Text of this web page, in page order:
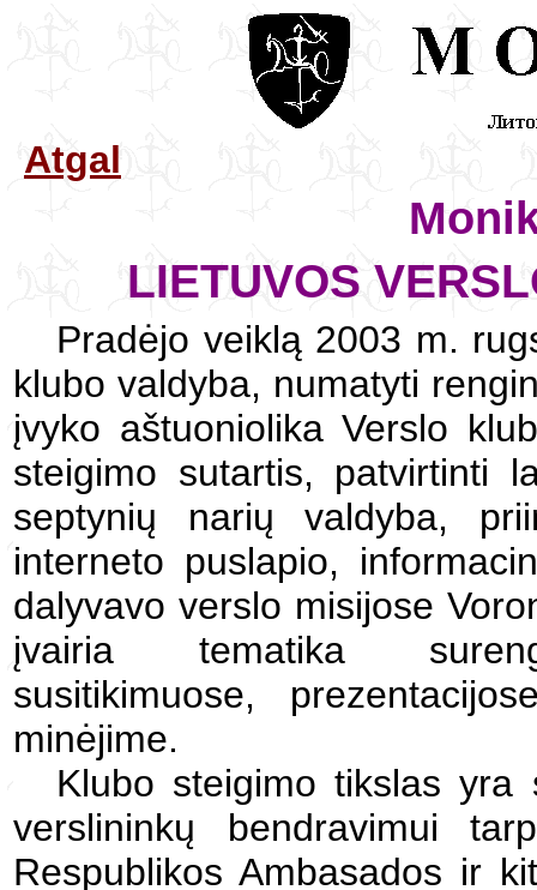
Atgal
LIETUVOS
Pradėjo veiklą 2003 m.
klubo valdyba, numatyti
įvyko aštuoniolika Verslo
steigimo sutartis, patvirtinti
septynių narių valdyba,
interneto puslapio,
dalyvavo verslo misijose
įvairia tematika
susitikimuose,
minėjime.
Klubo steigimo tikslas yra
verslininkų bendravimui
Respublikos Ambasados ir